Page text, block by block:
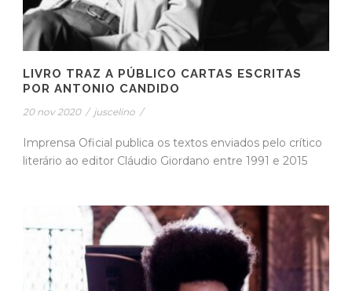
LIVRO TRAZ A PÚBLICO CARTAS ESCRITAS
POR ANTONIO CANDIDO
20 nov 2020 / juscelino /
Imprensa Oficial publica os textos enviados pelo crítico
literário ao editor Cláudio Giordano entre 1991 e 2015